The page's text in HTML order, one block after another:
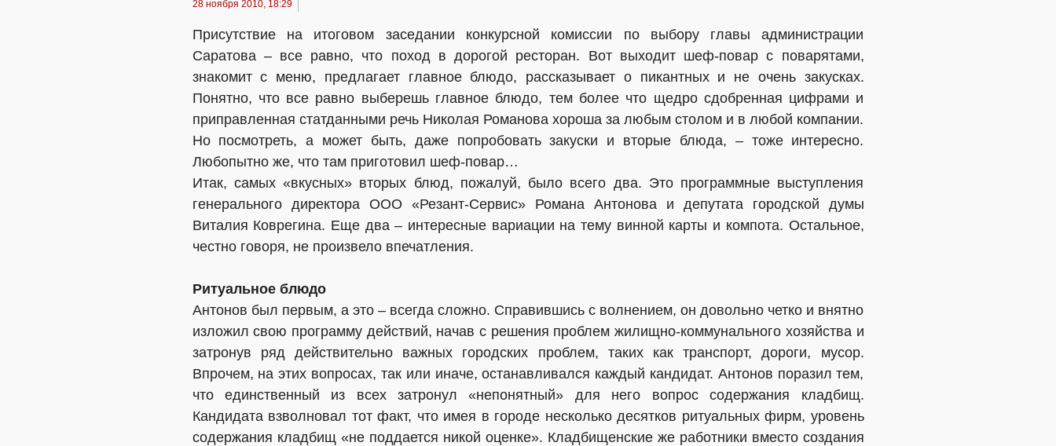
28 ноября 2010, 18:29
Присутствие на итоговом заседании конкурсной комиссии по выбору главы администрации
Саратова – все равно, что поход в дорогой ресторан. Вот выходит шеф-повар с поварятами,
знакомит с меню, предлагает главное блюдо, рассказывает о пикантных и не очень закусках.
Понятно, что все равно выберешь главное блюдо, тем более что щедро сдобренная цифрами и
приправленная статданными речь Николая Романова хороша за любым столом и в любой компании.
Но посмотреть, а может быть, даже попробовать закуски и вторые блюда, – тоже интересно.
Любопытно же, что там приготовил шеф-повар…
Итак, самых «вкусных» вторых блюд, пожалуй, было всего два. Это программные выступления
генерального директора ООО «Резант-Сервис» Романа Антонова и депутата городской думы
Виталия Коврегина. Еще два – интересные вариации на тему винной карты и компота. Остальное,
честно говоря, не произвело впечатления.
Ритуальное блюдо
Антонов был первым, а это – всегда сложно. Справившись с волнением, он довольно четко и внятно
изложил свою программу действий, начав с решения проблем жилищно-коммунального хозяйства и
затронув ряд действительно важных городских проблем, таких как транспорт, дороги, мусор.
Впрочем, на этих вопросах, так или иначе, останавливался каждый кандидат. Антонов поразил тем,
что единственный из всех затронул «непонятный» для него вопрос содержания кладбищ.
Кандидата взволновал тот факт, что имея в городе несколько десятков ритуальных фирм, уровень
содержания кладбищ «не поддается никой оценке». Кладбищенские же работники вместо создания